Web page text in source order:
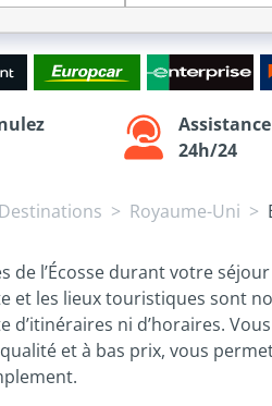
24h/24
Destinations Royaume-Uni
de l’Écosse durant votre
et les lieux touristiques sont
d’itinéraires ni d’horaires.
et à bas prix, vous